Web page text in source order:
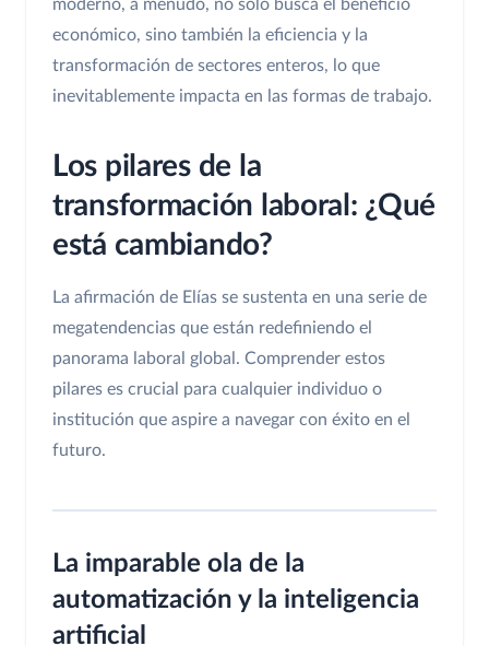
moderno, a menudo, no solo busca el beneficio
económico, sino también la eficiencia y la
transformación de sectores enteros, lo que
inevitablemente impacta en las formas de trabajo.
Los pilares de la
transformación laboral: ¿Qué
está cambiando?
La afirmación de Elías se sustenta en una serie de
megatendencias que están redefiniendo el
panorama laboral global. Comprender estos
pilares es crucial para cualquier individuo o
institución que aspire a navegar con éxito en el
futuro.
La imparable ola de la
automatización y la inteligencia
artificial